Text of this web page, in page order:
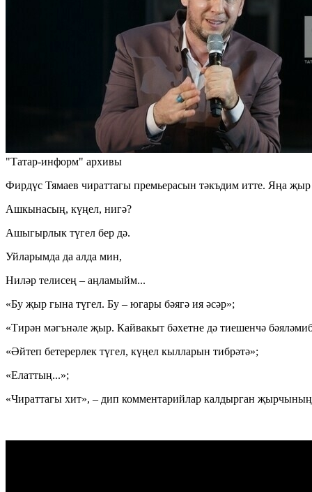
"Татар-информ" архивы
Фирдүс Тямаев чираттагы премьерасын тәкъдим итте. Яңа
Ашкынасың, күңел, нигә?
Ашыгырлык түгел бер дә.
Уйларымда да алда мин,
Ниләр телисең – аңламыйм...
«Бу җыр гына түгел. Бу – югары бәягә ия әсәр»;
«Тирән мәгънәле җыр. Кайвакыт бәхетне дә тиешенчә
«Әйтеп бетерерлек түгел, күңел кылларын тибрәтә»;
«Елаттың...»;
«Чираттагы хит», – дип комментарийлар калдырган